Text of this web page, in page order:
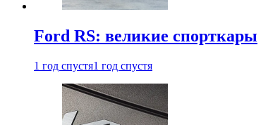
Ford RS: великие спорткары
1 год спустя1 год спустя